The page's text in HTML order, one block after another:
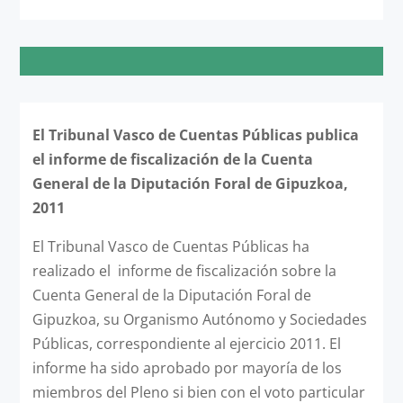
El Tribunal Vasco de Cuentas Públicas publica
el informe de fiscalización de la Cuenta
General de la Diputación Foral de Gipuzkoa,
2011
El Tribunal Vasco de Cuentas Públicas ha
realizado el informe de fiscalización sobre la
Cuenta General de la Diputación Foral de
Gipuzkoa, su Organismo Autónomo y Sociedades
Públicas, correspondiente al ejercicio 2011. El
informe ha sido aprobado por mayoría de los
miembros del Pleno si bien con el voto particular